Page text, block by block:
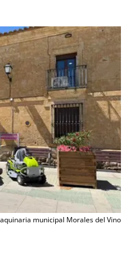
municipal Morales del Vino